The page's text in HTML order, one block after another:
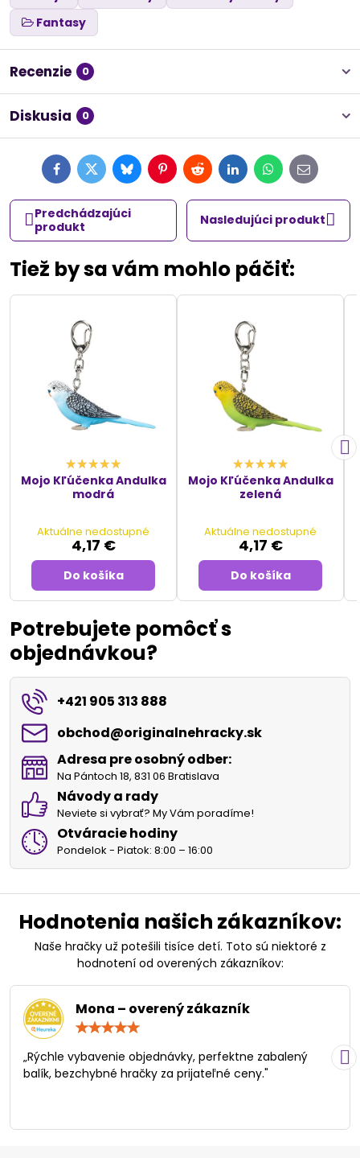
Fantasy
Recenzie 0
Diskusia 0
FacebookTwitterBlueskyPinterestRedditLinkedInWhatsApp
E-
mail
Predchádzajúci
produkt
Nasledujúci produkt
Tiež by sa vám mohlo páčiť:
Mojo Kľúčenka Andulka
modrá
Aktuálne nedostupné
4,17 €
Do košíka
Mojo Kľúčenka Andulka
zelená
Aktuálne nedostupné
4,17 €
Do košíka
Potrebujete pomôcť s
objednávkou?
+421 905 313 888
obchod​@originalnehracky​.sk
Adresa pre osobný odber:
Na Pántoch 18, 831 06 Bratislava
Návody a rady
Neviete si vybrať? My Vám poradíme!
Otváracie hodiny
Pondelok - Piatok: 8:00 – 16:00
Hodnotenia našich zákazníkov:
Naše hračky už potešili tisíce detí. Toto sú niektoré z
hodnotení od overených zákazníkov:
Mona – overený zákazník
/
5
„Rýchle vybavenie objednávky, perfektne zabalený
balík, bezchybné hračky za prijateľné ceny."